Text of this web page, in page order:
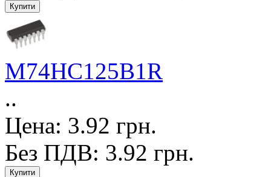
M74HC125B1R
..
Цена: 3.92 грн.
Без ПДВ: 3.92 грн.